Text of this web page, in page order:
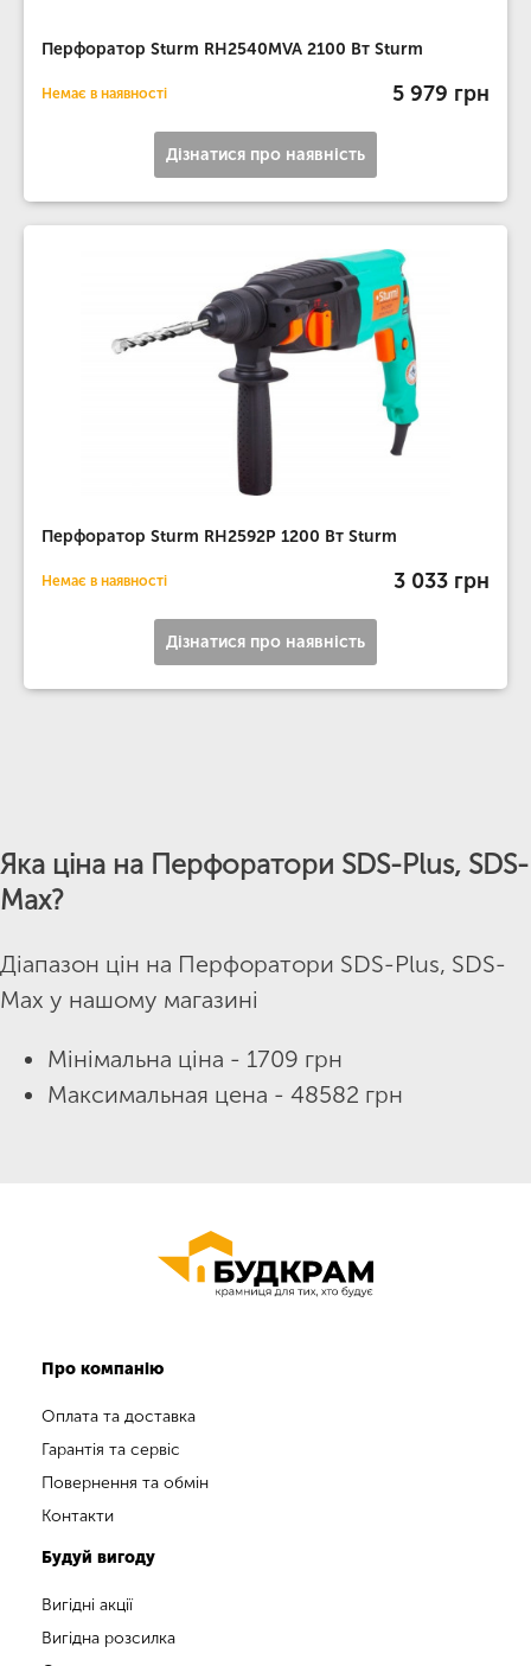
Перфоратор Sturm RH2540MVA 2100 Вт Sturm
Немає в наявності 5 979 грн
Дізнатися про наявність
Перфоратор Sturm RH2592P 1200 Вт Sturm
Немає в наявності 3 033 грн
Дізнатися про наявність
Яка ціна на Перфоратори SDS-Plus, SDS-
Max?
Діапазон цін на Перфоратори SDS-Plus, SDS-
Max у нашому магазині
Мінімальна ціна - 1709 грн
Максимальная цена - 48582 грн
Про компанію
Оплата та доставка
Гарантія та сервіс
Повернення та обмін
Контакти
Будуй вигоду
Вигідні акції
Вигідна розсилка